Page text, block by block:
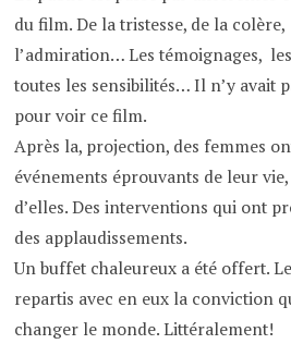
du film. De la tristesse, de la
l’admiration… Les témoignages,
toutes les sensibilités… Il n’y avait
pour voir ce film.
Après la, projection, des femmes
événements éprouvants de leur
d’elles. Des interventions qui ont
des applaudissements.
Un buffet chaleureux a été offert.
repartis avec en eux la conviction
changer le monde. Littéralement!